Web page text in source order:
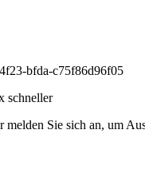
bfda-c75f86d96f05
schneller
melden Sie sich an, um